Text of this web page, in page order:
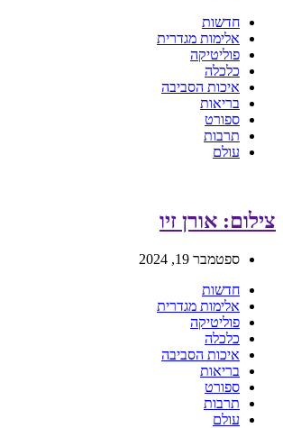
חדשות
אלימות מגדרית
פוליטיקה
כלכלה
איכות הסביבה
בריאות
ספורט
תרבות
עולם
צילום: אורן זיו
ספטמבר 19, 2024
חדשות
אלימות מגדרית
פוליטיקה
כלכלה
איכות הסביבה
בריאות
ספורט
תרבות
עולם